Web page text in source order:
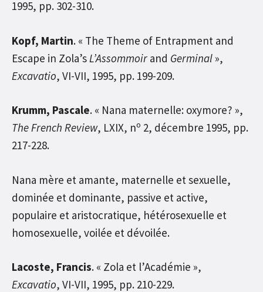
1995, pp. 302-310.
Kopf, Martin. « The Theme of Entrapment and
Escape in Zola’s L’Assommoir and Germinal »,
Excavatio, VI-VII, 1995, pp. 199-209.
Krumm, Pascale. « Nana maternelle: oxymore? »,
The French Review, LXIX, no 2, décembre 1995, pp.
217-228.
Nana mère et amante, maternelle et sexuelle,
dominée et dominante, passive et active,
populaire et aristocratique, hétérosexuelle et
homosexuelle, voilée et dévoilée.
Lacoste, Francis. « Zola et l’Académie »,
Excavatio, VI-VII, 1995, pp. 210-229.